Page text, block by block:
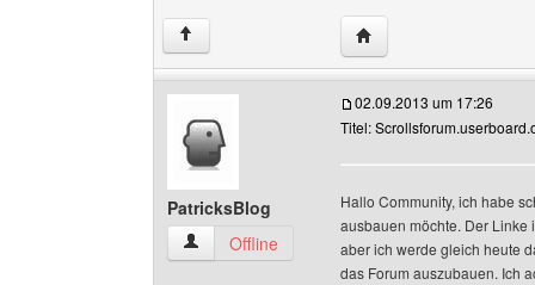
↑ Website dieses
PatricksBlog
PatricksBlog Benutzer-Profile anzeigen
Offline
02.09.2013 um 17:26
Titel:
Hallo Community, ich habe
ausbauen möchte. Der Linke
aber ich werde gleich heute
das Forum auszubauen. Ich